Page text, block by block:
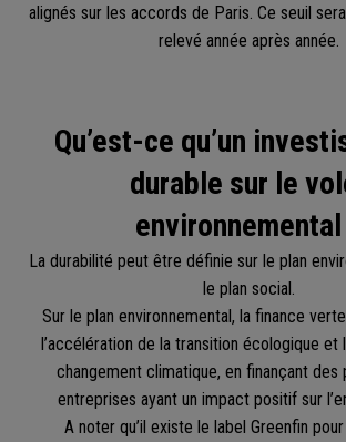
alignés sur les accords de Paris. Ce seuil
relevé année après année.
Qu’est-ce qu’un
durable sur le
environnemental
La durabilité peut être définie sur le plan
le plan social.
Sur le plan environnemental, la finance
l’accélération de la transition écologique
changement climatique, en finançant
entreprises ayant un impact positif sur
A noter qu’il existe le label Greenfin